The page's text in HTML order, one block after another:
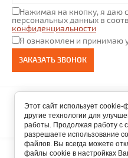
Нажимая на кнопку, я даю
персональных данных в
конфиденциальности
Я ознакомлен и принимаю
ЗАКАЗАТЬ ЗВОНОК
2026 “e-velosiped”
Этот сайт использует cookie-
другие технологии для
работы. Продолжая работу с
разрешаете использование
файлов. Вы всегда можете
файлы cookie в настройках